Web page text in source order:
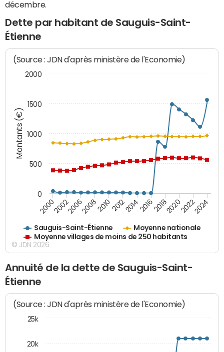
décembre.
Dette par habitant de Sauguis-Saint-
Étienne
Montants (€)
(Source : JDN d'après ministère de l'Economie)
Sauguis-Saint-Étienne
Moyenne nationale
Moyenne villages de moins de 250 habitants
200020022006200820102012201420162018202020222024
0
500
1000
1500
2000
© JDN 2026
Annuité de la dette de Sauguis-Saint-
Étienne
(Source : JDN d'après ministère de l'Economie)
20k
25k